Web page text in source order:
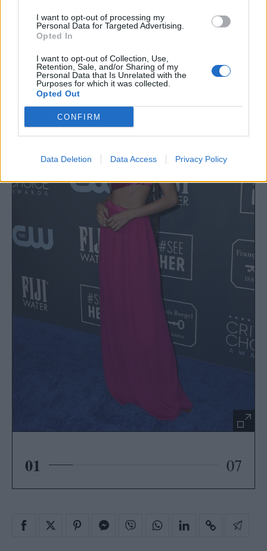
I want to opt-out of processing my
Personal Data for Targeted Advertising.
Opted In
I want to opt-out of Collection, Use,
Retention, Sale, and/or Sharing of my
Personal Data that Is Unrelated with the
Purposes for which it was collected.
Opted Out
CONFIRM
Data Deletion Data Access Privacy Policy
01 07